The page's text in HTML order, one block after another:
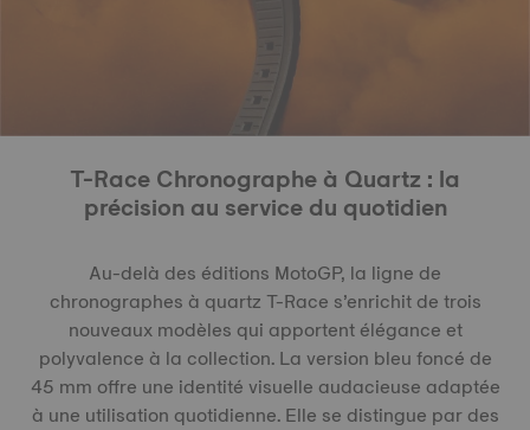
T-Race Chronographe à Quartz : la
précision au service du quotidien
Au-delà des éditions MotoGP, la ligne de
chronographes à quartz T-Race s’enrichit de trois
nouveaux modèles qui apportent élégance et
polyvalence à la collection. La version bleu foncé de
45 mm offre une identité visuelle audacieuse adaptée
à une utilisation quotidienne. Elle se distingue par des